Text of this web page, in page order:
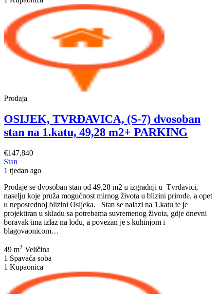
stan
u
74,97
M2
**PRIZEMLJE+VRT
118
m2+PARKING
Prodaja
OSIJEK, TVRĐAVICA, (S-7) dvosoban
stan na 1.katu, 49,28 m2+ PARKING
€147,840
Stan
1 tjedan ago
Prodaje se dvosoban stan od 49,28 m2 u izgradnji u Tvrđavici,
naselju koje pruža mogućnost mirnog života u blizini prirode, a opet
u neposrednoj blizini Osijeka. Stan se nalazi na 1.katu te je
projektiran u skladu sa potrebama suvremenog života, gdje dnevni
boravak ima izlaz na lođu, a povezan je s kuhinjom i
blagovaonicom…
stan
49 m2 Veličina
1 Spavaća soba
1 Kupaonica